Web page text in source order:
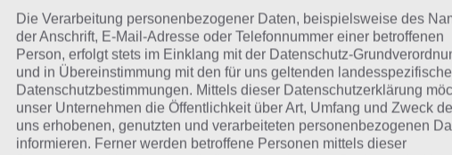
Die Verarbeitung personenbezogener Daten, beispielsweise des
der Anschrift, E-Mail-Adresse oder Telefonnummer einer betroffenen
Person, erfolgt stets im Einklang mit der Datenschutz-
und in Übereinstimmung mit den für uns geltenden
Datenschutzbestimmungen. Mittels dieser Datenschutzerklärung
unser Unternehmen die Öffentlichkeit über Art, Umfang und Zweck
uns erhobenen, genutzten und verarbeiteten personenbezogenen
informieren. Ferner werden betroffene Personen mittels dieser